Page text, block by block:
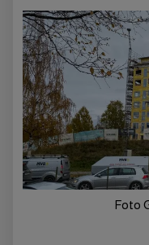
Foto